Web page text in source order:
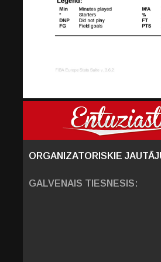
ORGANIZATORISKIE
GALVENAIS TIESNESIS: